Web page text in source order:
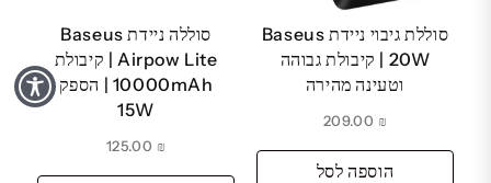
סוללת גיבוי ניידת Baseus
20W | קיבולת גבוהה
וטעינה מהירה
₪
הוספה לסל
סוללה ניידת Baseus
Airpow Lite | קיבולת
10000mAh | הספק
15W
₪